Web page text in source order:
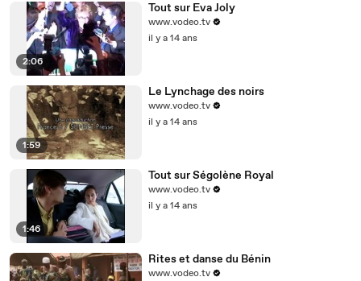
2:06
Tout sur Eva Joly
www.vodeo.tv
il y a 14 ans
1:59
Le Lynchage des noirs
www.vodeo.tv
il y a 14 ans
1:46
Tout sur Ségolène Royal
www.vodeo.tv
il y a 14 ans
Rites et danse du Bénin
www.vodeo.tv